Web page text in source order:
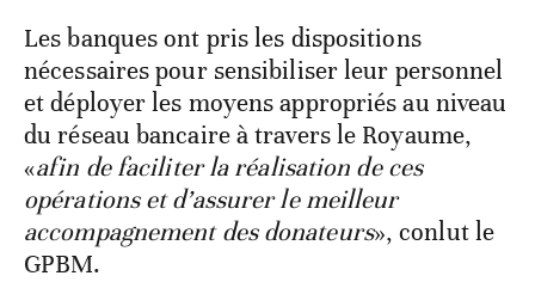
Les banques ont pris les dispositions
nécessaires pour sensibiliser leur personnel
et déployer les moyens appropriés au niveau
du réseau bancaire à travers le Royaume,
«afin de faciliter la réalisation de ces
opérations et d’assurer le meilleur
accompagnement des donateurs», conlut le
GPBM.